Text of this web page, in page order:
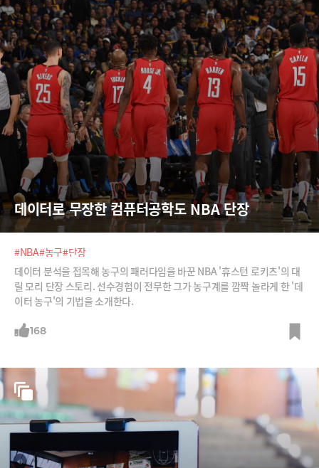
데이터로 무장한 컴퓨터공학도 NBA 단장
#NBA#농구#단장
데이터 분석을 접목해 농구의 패러다임을 바꾼 NBA '휴스턴 로키츠'의 대
릴 모리 단장 스토리. 선수경험이 전무한 그가 농구계를 깜짝 놀라게 한 '데
이터 농구'의 기법을 소개한다.
168